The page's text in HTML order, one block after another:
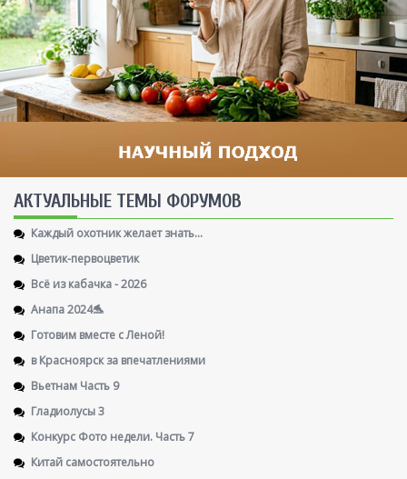
AКТУАЛЬНЫЕ ТЕМЫ ФОРУМОВ
Каждый охотник желает знать...
Цветик-первоцветик
Всё из кабачка - 2026
Анапа 2024🐬
Готовим вместе с Леной!
в Красноярск за впечатлениями
Вьетнам Часть 9
Гладиолусы 3
Конкурс Фото недели. Часть 7
Китай самостоятельно